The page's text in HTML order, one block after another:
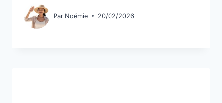
Par Noémie 20/02/2026